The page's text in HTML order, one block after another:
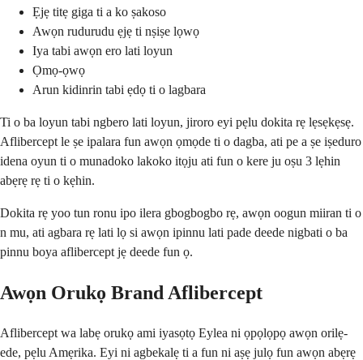
Ẹjẹ titẹ giga ti a ko ṣakoso
Awọn rudurudu ẹjẹ ti nṣiṣe lọwọ
Iya tabi awọn ero lati loyun
Ọmọ-ọwọ
Arun kidinrin tabi ẹdọ ti o lagbara
Ti o ba loyun tabi ngbero lati loyun, jiroro eyi pẹlu dokita rẹ lẹsẹkẹsẹ.
Aflibercept le ṣe ipalara fun awọn ọmọde ti o dagba, ati pe a ṣe iṣeduro
idena oyun ti o munadoko lakoko itọju ati fun o kere ju oṣu 3 lẹhin
abẹrẹ rẹ ti o kẹhin.
Dokita rẹ yoo tun ronu ipo ilera gbogbogbo rẹ, awọn oogun miiran ti o
n mu, ati agbara rẹ lati lọ si awọn ipinnu lati pade deede nigbati o ba
pinnu boya aflibercept jẹ deede fun ọ.
Awọn Orukọ Brand Aflibercept
Aflibercept wa labẹ orukọ ami iyasọtọ Eylea ni ọpọlọpọ awọn orilẹ-
ede, pẹlu Amẹrika. Eyi ni agbekalẹ ti a fun ni aṣẹ julọ fun awọn abẹrẹ